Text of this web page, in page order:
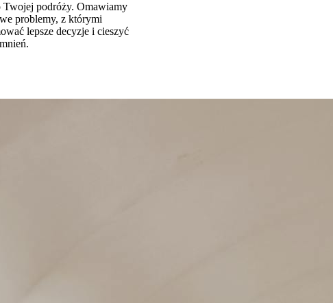
Twojej podróży. Omawiamy
problemy, z którymi
lepsze decyzje i cieszyć